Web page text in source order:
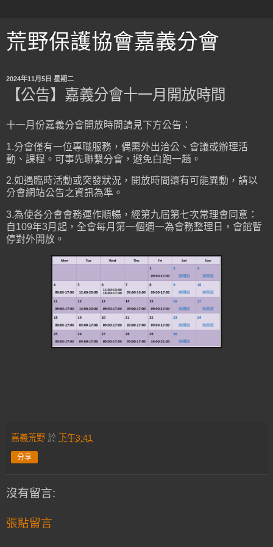
荒野保護協會嘉義分會
2024年11月5日 星期二
【公告】嘉義分會十一月開放時間
十一月份嘉義分會開放時間請見下方公告：
1.分會僅有一位專職服務，偶需外出洽公、會議或辦理活
動、課程。可事先聯繫分會，避免白跑一趟。
2.如遇臨時活動或突發狀況，開放時間還有可能異動，請以
分會網站公告之資訊為準。
3.為使各分會會務運作順暢，經第九屆第七次常理會同意：
自109年3月起，全會每月第一個週一為會務整理日，會館暫
停對外開放。
嘉義荒野 於 下午3:41
分享
沒有留言:
張貼留言